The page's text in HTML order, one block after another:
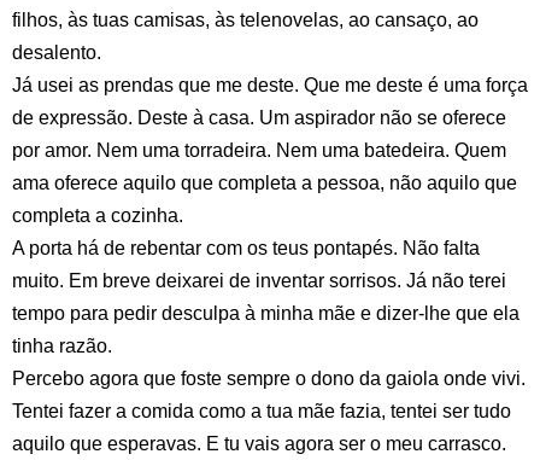
filhos, às tuas camisas, às telenovelas, ao cansaço, ao
desalento.
Já usei as prendas que me deste. Que me deste é uma força
de expressão. Deste à casa. Um aspirador não se oferece
por amor. Nem uma torradeira. Nem uma batedeira. Quem
ama oferece aquilo que completa a pessoa, não aquilo que
completa a cozinha.
A porta há de rebentar com os teus pontapés. Não falta
muito. Em breve deixarei de inventar sorrisos. Já não terei
tempo para pedir desculpa à minha mãe e dizer-lhe que ela
tinha razão.
Percebo agora que foste sempre o dono da gaiola onde vivi.
Tentei fazer a comida como a tua mãe fazia, tentei ser tudo
aquilo que esperavas. E tu vais agora ser o meu carrasco.